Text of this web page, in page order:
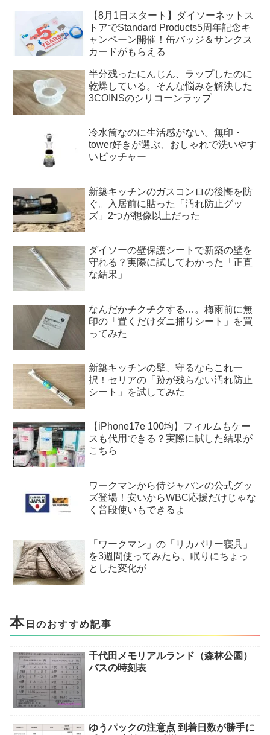
【8月1日スタート】ダイソーネットス
トアでStandard Products5周年記念キ
ャンペーン開催！缶バッジ＆サンクス
カードがもらえる
半分残ったにんじん、ラップしたのに
乾燥している。そんな悩みを解決した
3COINSのシリコーンラップ
冷水筒なのに生活感がない。無印・
tower好きが選ぶ、おしゃれで洗いやす
いピッチャー
新築キッチンのガスコンロの後悔を防
ぐ。入居前に貼った「汚れ防止グッ
ズ」2つが想像以上だった
ダイソーの壁保護シートで新築の壁を
守れる？実際に試してわかった「正直
な結果」
なんだかチクチクする…。梅雨前に無
印の「置くだけダニ捕りシート」を買
ってみた
新築キッチンの壁、守るならこれ一
択！セリアの「跡が残らない汚れ防止
シート」を試してみた
【iPhone17e 100均】フィルムもケー
スも代用できる？実際に試した結果が
こちら
ワークマンから侍ジャパンの公式グッ
ズ登場！安いからWBC応援だけじゃな
く普段使いもできるよ
「ワークマン」の「リカバリー寝具」
を3週間使ってみたら、眠りにちょっ
とした変化が
本 日のおすすめ記事
千代田メモリアルランド（森林公園）
バスの時刻表
ゆうパックの注意点 到着日数が勝手に